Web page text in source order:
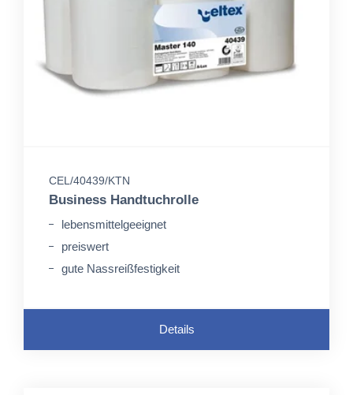
CEL/40439/KTN
Business Handtuchrolle
lebensmittelgeeignet
preiswert
gute Nassreißfestigkeit
Details